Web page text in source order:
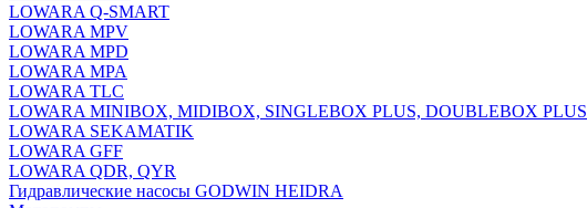
LOWARA Q-SMART
LOWARA MPV
LOWARA MPD
LOWARA MPA
LOWARA TLC
LOWARA MINIBOX, MIDIBOX, SINGLEBOX PLUS, DOUBLEBOX PLUS
LOWARA SEKAMATIK
LOWARA GFF
LOWARA QDR, QYR
Гидравлические насосы GODWIN HEIDRA